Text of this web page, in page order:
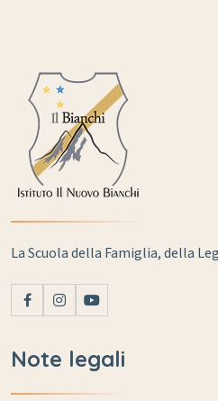
La Scuola della Famiglia, della
Note legali